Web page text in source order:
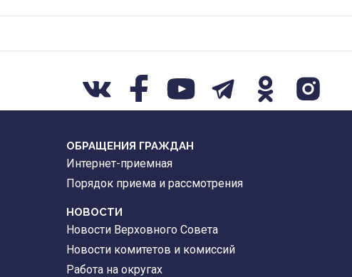
ОБРАЩЕНИЯ ГРАЖДАН
Интернет-приемная
Порядок приема и рассмотрения
НОВОСТИ
Новости Верховного Совета
Новости комитетов и комиссий
Работа на округах